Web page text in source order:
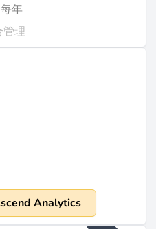
年
管理
Analytics